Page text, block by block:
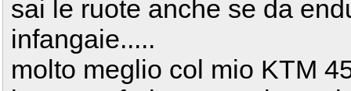
sai le ruote anche se da
infangaie.....
molto meglio col mio KTM